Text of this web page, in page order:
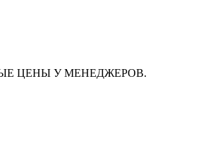
ЦЕНЫ У МЕНЕДЖЕРОВ.